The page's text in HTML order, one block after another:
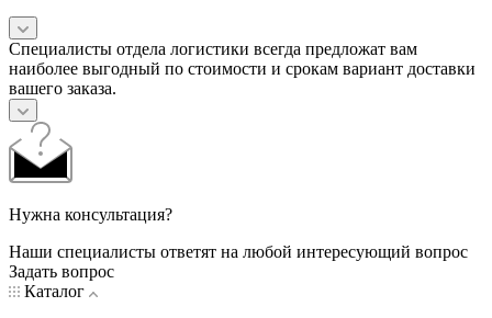
Специалисты отдела логистики всегда предложат вам
наиболее выгодный по стоимости и срокам вариант доставки
вашего заказа.
Нужна консультация?
Наши специалисты ответят на любой интересующий вопрос
Задать вопрос
Каталог